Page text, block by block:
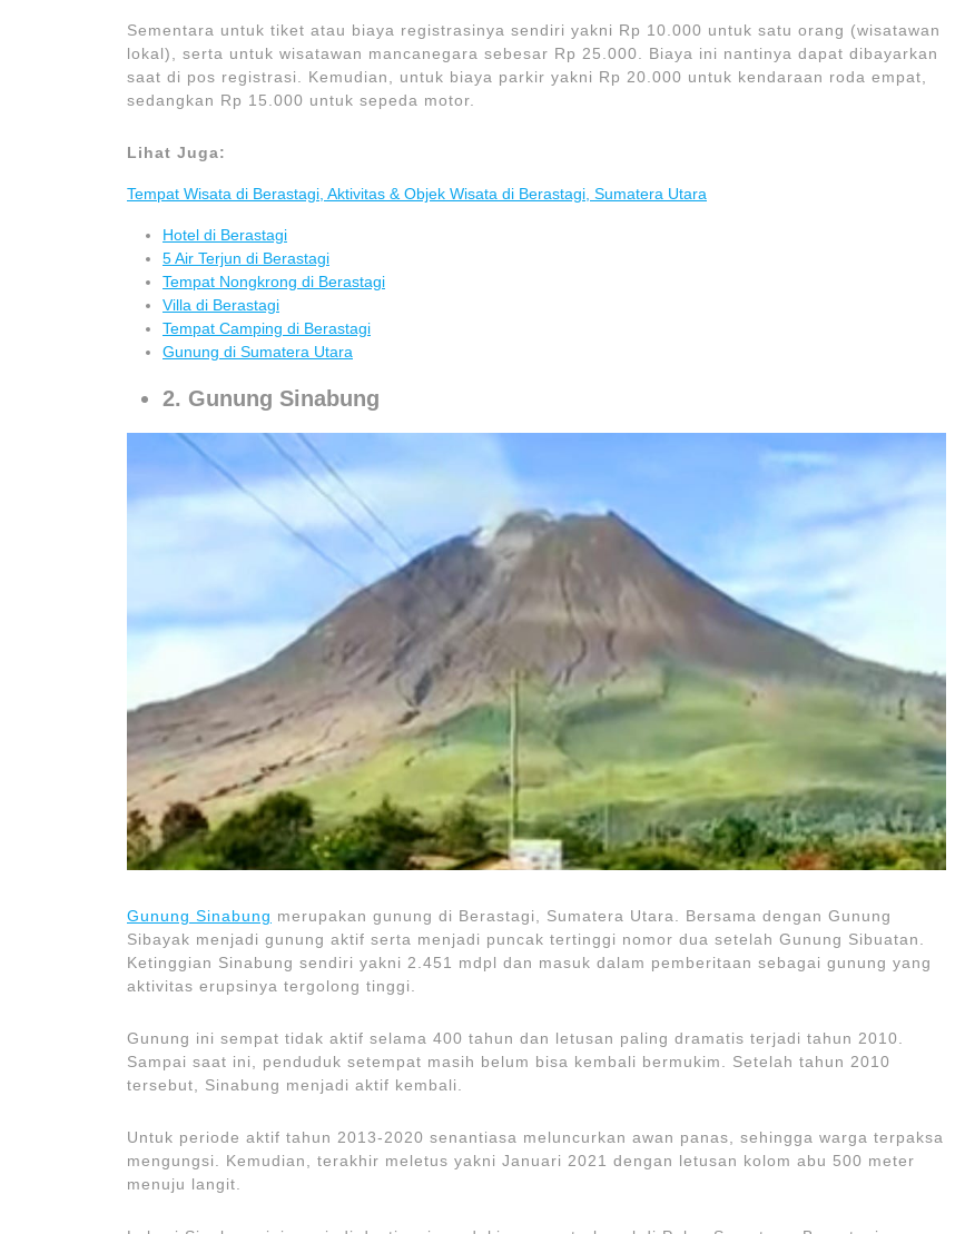
Sementara untuk tiket atau biaya registrasinya sendiri yakni Rp 10.000 untuk satu orang (wisatawan
lokal), serta untuk wisatawan mancanegara sebesar Rp 25.000. Biaya ini nantinya dapat dibayarkan
saat di pos registrasi. Kemudian, untuk biaya parkir yakni Rp 20.000 untuk kendaraan roda empat,
sedangkan Rp 15.000 untuk sepeda motor.
Lihat Juga:
Tempat Wisata di Berastagi, Aktivitas & Objek Wisata di Berastagi, Sumatera Utara
Hotel di Berastagi
5 Air Terjun di Berastagi
Tempat Nongkrong di Berastagi
Villa di Berastagi
Tempat Camping di Berastagi
Gunung di Sumatera Utara
2. Gunung Sinabung
Gunung Sinabung merupakan gunung di Berastagi, Sumatera Utara. Bersama dengan Gunung
Sibayak menjadi gunung aktif serta menjadi puncak tertinggi nomor dua setelah Gunung Sibuatan.
Ketinggian Sinabung sendiri yakni 2.451 mdpl dan masuk dalam pemberitaan sebagai gunung yang
aktivitas erupsinya tergolong tinggi.
Gunung ini sempat tidak aktif selama 400 tahun dan letusan paling dramatis terjadi tahun 2010.
Sampai saat ini, penduduk setempat masih belum bisa kembali bermukim. Setelah tahun 2010
tersebut, Sinabung menjadi aktif kembali.
Untuk periode aktif tahun 2013-2020 senantiasa meluncurkan awan panas, sehingga warga terpaksa
mengungsi. Kemudian, terakhir meletus yakni Januari 2021 dengan letusan kolom abu 500 meter
menuju langit.